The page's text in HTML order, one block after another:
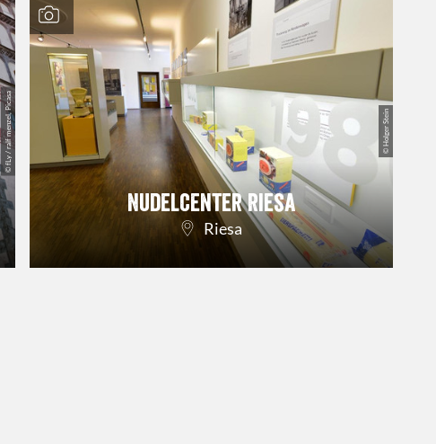
© fLy / ralf menzel, Picasa
Nudelcenter Riesa
Riesa
© Holger Stein